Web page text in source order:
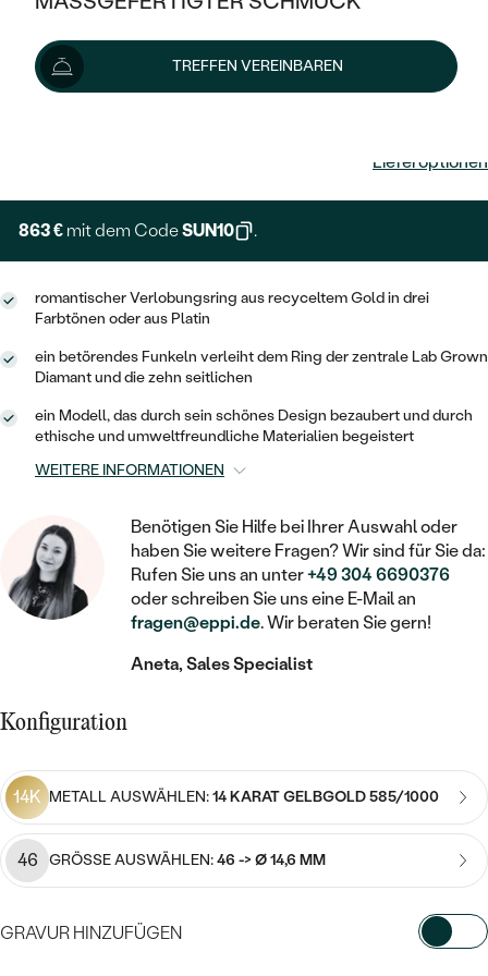
KLASSISCH
V-FORM
VINTAGE
VON HAND GRAVIERTE
IM SET
NACH PREIS
GÜNSTIG
LUXURIÖSE
MIT MEHREREN DIAMANTEN
HALO
IM SET
AUSSERGEWÖHNLICH
GESTALTE EINEN RING
WÄHLE EINEN RING
DIAMANTEN ZUM EINFASSEN
LAB GROWN DIAMANTEN ZUM
EINFASSEN
FARBIGE DIAMANTEN ZUM EINFASSEN
NACH EDELSTEIN
MIT DIAMANT
MIT LAB GROWN DIAMANT
MIT MOISSANIT
MIT FARBIGEN DIAMANTEN
MIT SCHWARZEN DIAMANTEN
AUSVERKAUF
WENN SCHMUCK HILFT
RINGE
ANHÄNGER / KETTEN
ARMBÄNDER
SCHMUCKSET
HERRENSCHMUCK
SCHMUCK FÜR KINDER
BROSCHEN
SCHMUCKZUBEHÖR
SILBER
PLATIN
PLATIN
CREOLEN
MINIMALISTISCHE
OHRHÄNGER
PIERCINGS
NACH STEIN
MIT DIAMANT
MIT EDELSTEIN
PERLENOHRRINGE
NACH PREIS
PREISWERTE
LUXURIÖSE
GOLD
SILBER
SOLITÄR
ZUR GEBURT EINES KINDES
PERSONALISIERT
MIT STERNZEICHEN
MINIMALISTISCH
MEDAILLON
KETTEN
HERZKETTEN
MIT DIAMANT
MIT EDELSTEIN
AUSVERKAUF
SILBER
PLATIN
MEMOIRE
MINIMALISTISCHE
SIEGELRINGE
PERSONALISIERT
NACH EDELSTEIN
MIT DIAMANT
MIT EDELSTEIN
PERLENRINGE
NACH PREIS
PREISWERTE
TREFFEN VEREINBAREN
Lieferoptionen
863 € mit dem CodeSUN10 .
romantischer Verlobungsring aus recyceltem Gold in drei
Farbtönen oder aus Platin
ein betörendes Funkeln verleiht dem Ring der zentrale Lab Grown
Diamant und die zehn seitlichen
ein Modell, das durch sein schönes Design bezaubert und durch
ethische und umweltfreundliche Materialien begeistert
WEITERE INFORMATIONEN
Benötigen Sie Hilfe bei Ihrer Auswahl oder
haben Sie weitere Fragen? Wir sind für Sie da:
Rufen Sie uns an unter+49 304 6690376
oder schreiben Sie uns eine E-Mail an
fragen@eppi.de. Wir beraten Sie gern!
Aneta, Sales Specialist
Konfiguration
14K METALL AUSWÄHLEN:14 KARAT GELBGOLD 585/1000
46 GRÖSSE AUSWÄHLEN:46 -> Ø 14,6 MM
GRAVUR HINZUFÜGEN